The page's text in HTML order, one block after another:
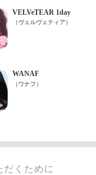
だくために